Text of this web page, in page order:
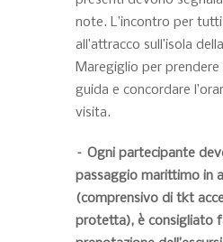
note. L’incontro per
all’attracco sull’isola
Maregiglio per
guida e concordare
visita.
– Ogni partecipante
passaggio marittimo in
(comprensivo di tkt
protetta), è consigliato